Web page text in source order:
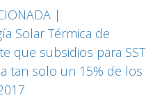
|
Solar Térmica de
que subsidios para SST
tan solo un 15% de los